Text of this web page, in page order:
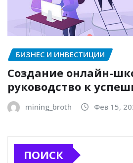
БИЗНЕС И ИНВЕСТИЦИИ
Создание онлайн-
руководство к
mining_broth Фев 15,
ПОИСК